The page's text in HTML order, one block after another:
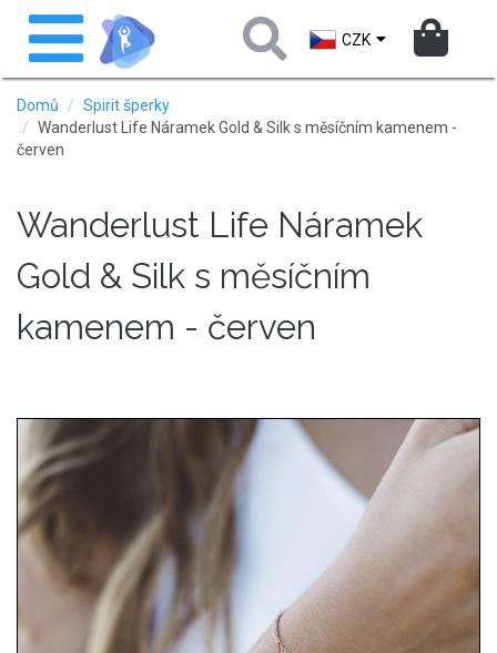
Přejít
hlavnímu
obsahu
Toggle
navigation
CZK
Domů
Spirit šperky
Wanderlust Life Náramek Gold & Silk s měsíčním kamenem -
červen
Wanderlust Life Náramek
Gold & Silk s měsíčním
kamenem - červen